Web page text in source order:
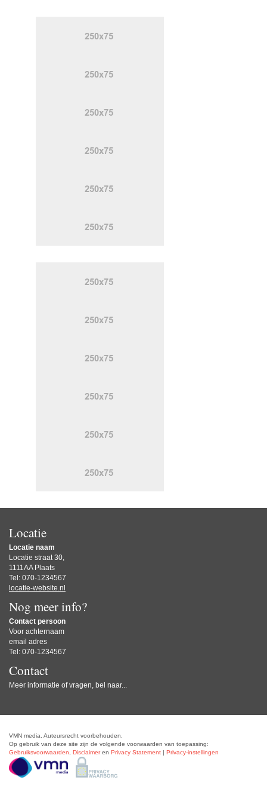
Locatie
Locatie naam
Locatie straat 30,
1111AA Plaats
Tel: 070-1234567
locatie-website.nl
Nog meer info?
Contact persoon
Voor achternaam
email adres
Tel: 070-1234567
Contact
Meer informatie of vragen, bel naar...
VMN media. Auteursrecht voorbehouden.
Op gebruik van deze site zijn de volgende voorwaarden van toepassing:
Gebruiksvoorwaarden
Disclaimeren Privacy Statement | Privacy-instellingen